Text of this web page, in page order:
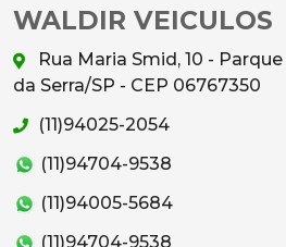
WALDIR VEICULOS
Rua Maria Smid, 10 -
da Serra/SP - CEP 06767350
(11)94025-2054
(11)94704-9538
(11)94005-5684
(11)94704-9538